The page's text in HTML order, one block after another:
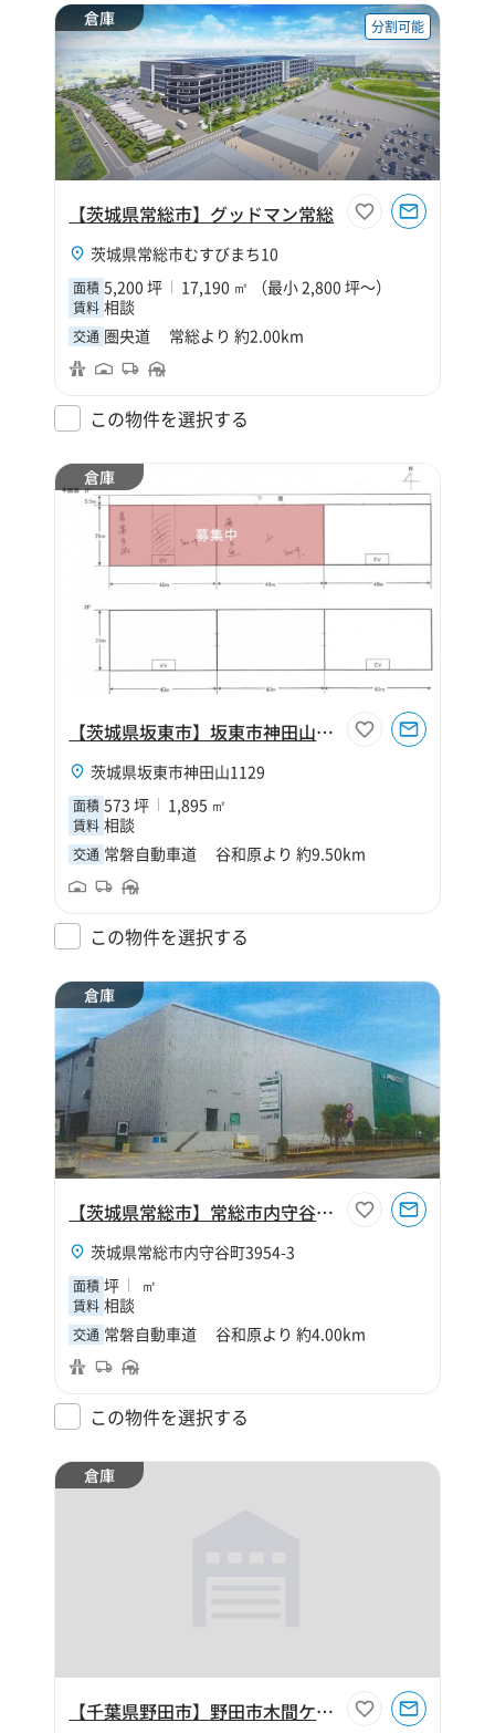
倉庫 分割可能
【茨城県常総市】グッドマン常総
茨城県常総市むすびまち10
面積 5,200 坪 17,190 ㎡ （最小 2,800 坪～）
賃料 相談
交通 圏央道 常総より 約2.00km
この物件を選択する
倉庫
【茨城県坂東市】坂東市神田山573坪倉庫（寄託）
茨城県坂東市神田山1129
面積 573 坪 1,895 ㎡
賃料 相談
交通 常磐自動車道 谷和原より 約9.50km
この物件を選択する
倉庫
【茨城県常総市】常総市内守谷町倉庫
茨城県常総市内守谷町3954-3
面積 坪 ㎡
賃料 相談
交通 常磐自動車道 谷和原より 約4.00km
この物件を選択する
倉庫
【千葉県野田市】野田市木間ケ瀬116坪倉庫